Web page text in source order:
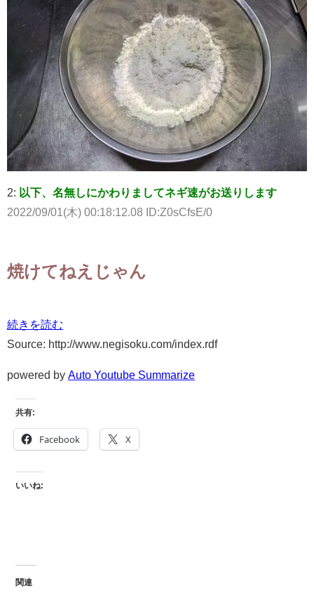
2: 以下、名無しにかわりましてネギ速がお送りします
2022/09/01(木) 00:18:12.08 ID:Z0sCfsE/0
焼けてねえじゃん
続きを読む
Source: http://www.negisoku.com/index.rdf
powered by Auto Youtube Summarize
共有:
Facebook X
いいね:
関連